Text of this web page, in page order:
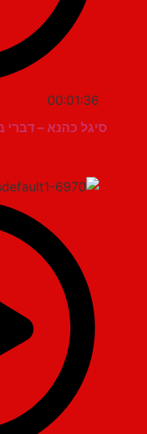
00:01:36
סיגל כהנא – דברי ברור!!!